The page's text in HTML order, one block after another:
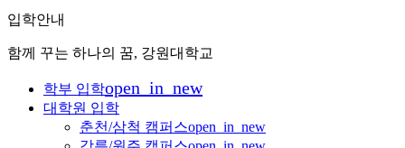
입학안내
함께 꾸는 하나의 꿈, 강원대학교
학부 입학open_in_new
대학원 입학
춘천/삼척 캠퍼스open_in_new